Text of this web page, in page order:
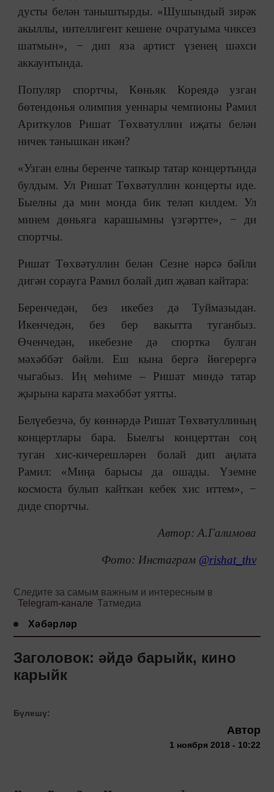
дусты белән таныштырды. «Шушындый зирәк
акыллы, интеллигент кешене очратуыма чиксез
шатмын», − дип яза артист үзенең шәхси
аккаунтында.
Популяр спортчы, Көньяк Кореядә узган
бөтендөнья олимпия уеннары чемпионы Рамил
Ариткулов Ришат Төхвәтуллин иҗаты белән
ничек танышкан икән?
«Узган елны беренче тапкыр татар концертында
булдым. Ул Ришат Төхвәтуллин концерты иде.
Быелны да мин монда бик теләп килдем. Ул
минем дөньяга карашымны үзгәртте», − ди
спортчы.
Ришат Төхвәтуллин белән Сезне нәрсә бәйли
дигән сорауга Рамил болай дип җавап кайтара:
Беренчедән, без икебез дә Туймазыдан.
Икенчедән, без бер вакытта туганбыз.
Өченчедән, икебезне дә спортка булган
мәхәббәт бәйли. Еш кына бергә йөгерергә
чыгабыз. Иң мөһиме – Ришат миндә татар
җырына карата мәхәббәт уятты.
Белүебезчә, бу көннәрдә Ришат Төхвәтуллиның
концертлары бара. Быелгы концерттан соң
туган хис-кичерешләрен болай дип аңлата
Рамил: «Миңа барысы да ошады. Үземне
космоста булып кайткан кебек хис иттем», −
диде спортчы.
Автор: А.Галимова
Фото: Инстаграм @rishat_thv
Следите за самым важным и интересным в
Telegram-канале Татмедиа
Хәбәрләр
Заголовок: әйдә барыйк, кино
карыйк
Бүлешү:
Автор
1 ноября 2018 - 10:22